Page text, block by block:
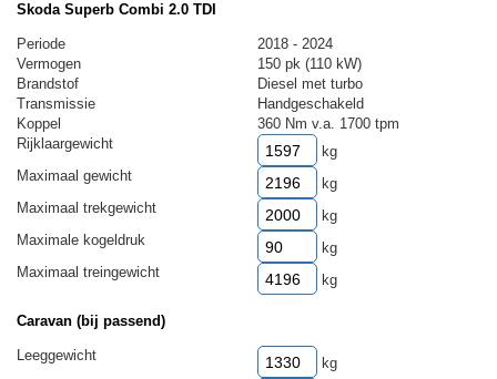
Skoda Superb Combi 2.0 TDI
Periode
2018 - 2024
Vermogen
150 pk (110 kW)
Brandstof
Diesel met turbo
Transmissie
Handgeschakeld
Koppel
360 Nm v.a. 1700 tpm
Rijklaargewicht
kg
Maximaal gewicht
kg
Maximaal trekgewicht
kg
Maximale kogeldruk
kg
Maximaal treingewicht
kg
Caravan (bij passend)
Leeggewicht kg